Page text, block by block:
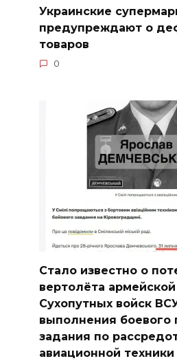
Украинские
предупреждают о
товаров
0
Стало известно о
вертолёта
Сухопутных войск
выполнения боевого
задания по
авиационной техники